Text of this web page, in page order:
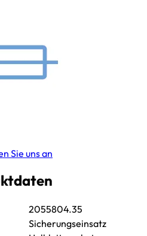
Sie uns an
2055804.35
Sicherungseinsatz